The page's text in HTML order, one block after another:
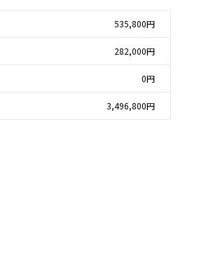
535,800円
282,000円
0円
3,496,800円